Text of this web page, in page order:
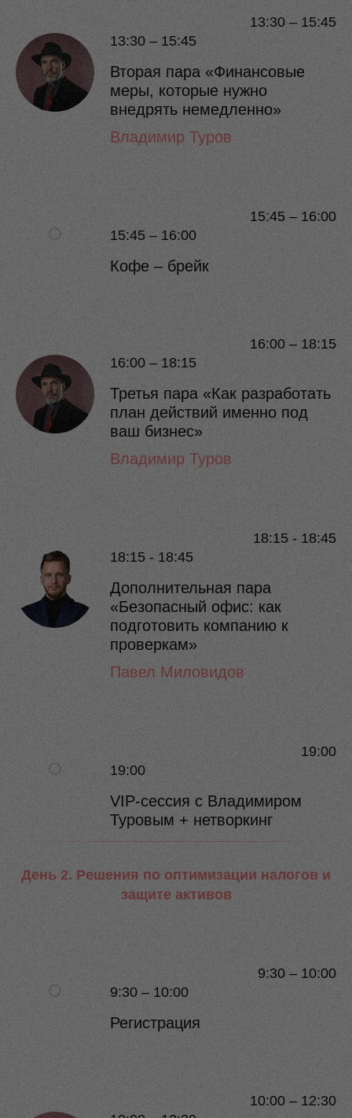
13:30 – 15:45
13:30 – 15:45
Вторая пара «Финансовые
меры, которые нужно
внедрять немедленно»
Владимир Туров
15:45 – 16:00
15:45 – 16:00
Кофе – брейк
16:00 – 18:15
16:00 – 18:15
Третья пара «Как разработать
план действий именно под
ваш бизнес»
Владимир Туров
18:15 - 18:45
18:15 - 18:45
Дополнительная пара
«Безопасный офис: как
подготовить компанию к
проверкам»
Павел Миловидов
19:00
19:00
VIP-сессия с Владимиром
Туровым + нетворкинг
День 2. Решения по оптимизации налогов и
защите активов
9:30 – 10:00
9:30 – 10:00
Регистрация
10:00 – 12:30